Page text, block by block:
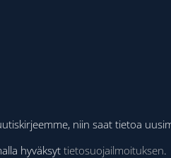
niin saat tietoa
hyväksyt tietosuojailmoituksen.